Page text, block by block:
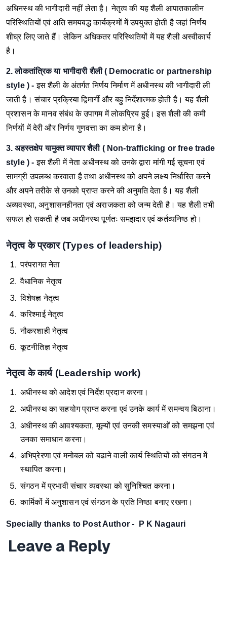
अधिनस्थ की भागीदारी नहीं लेता है। नेतृत्व की यह शैली आपातकालीन
परिस्थितियों एवं अति समयबद्ध कार्यक्रमों में उपयुक्त होती है जहां निर्णय
शीघ्र लिए जाते हैं। लेकिन अधिकतर परिस्थितियों में यह शैली अस्वीकार्य
है।
2. लोकतांत्रिक या भागीदारी शैली ( Democratic or partnership
style ) - इस शैली के अंतर्गत निर्णय निर्माण में अधीनस्थ की भागीदारी ली
जाती है। संचार प्रक्रिया द्विमार्गी और बहु निर्देशात्मक होती है। यह शैली
प्रशासन के मानव संबंध के उपागम में लोकप्रिय हुई। इस शैली की कमी
निर्णयों में देरी और निर्णय गुणवत्ता का कम होना है।
3. अहस्तक्षेप यामुक्त व्यापार शैली ( Non-trafficking or free trade
style ) -इस शैली में नेता अधीनस्थ को उनके द्वारा मांगी गई सूचना एवं
सामग्री उपलब्ध करवाता है तथा अधीनस्थ को अपने लक्ष्य निर्धारित करने
और अपने तरीके से उनको प्राप्त करने की अनुमति देता है। यह शैली
अव्यवस्था, अनुशासनहीनता एवं अराजकता को जन्म देती है। यह शैली तभी
सफल हो सकती है जब अधीनस्थ पूर्णतः समझदार एवं कर्तव्यनिष्ठ हो।
नेतृत्व के प्रकार (Types of leadership)
परंपरागत नेता
वैधानिक नेतृत्व
विशेषज्ञ नेतृत्व
करिश्माई नेतृत्व
नौकरशाही नेतृत्व
कूटनीतिज्ञ नेतृत्व
नेतृत्व के कार्य (Leadership work)
अधीनस्थ को आदेश एवं निर्देश प्रदान करना।
अधीनस्थ का सहयोग प्राप्त करना एवं उनके कार्य में समन्वय बिठाना।
अधीनस्थ की आवश्यकता, मूल्यों एवं उनकी समस्याओं को समझना एवं
उनका समाधान करना।
अभिप्रेरणा एवं मनोबल को बढाने वाली कार्य स्थितियों को संगठन में
स्थापित करना।
संगठन में प्रभावी संचार व्यवस्था को सुनिश्चित करना।
कार्मिकों में अनुशासन एवं संगठन के प्रति निष्ठा बनाए रखना।
Specially thanks to Post Author - P K Nagauri
Leave a Reply